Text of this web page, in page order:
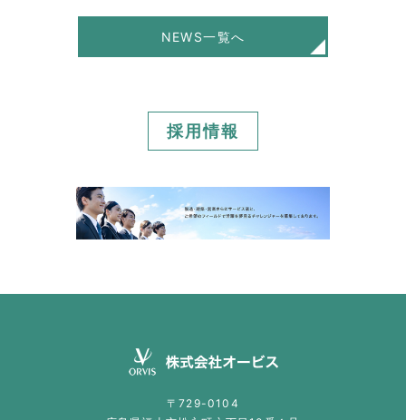
NEWS一覧へ
採用情報
〒729-0104